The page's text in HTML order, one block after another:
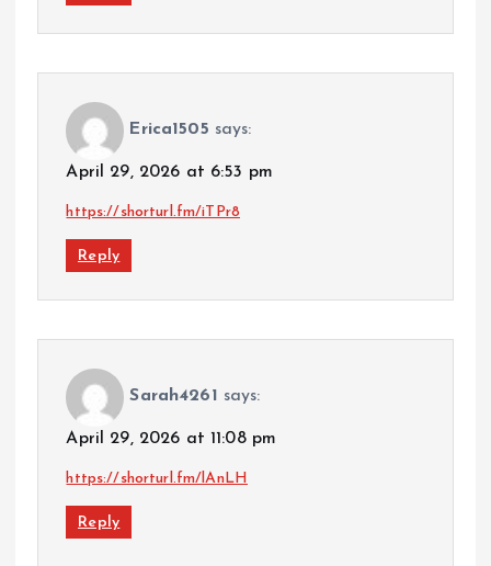
Erica1505 says:
April 29, 2026 at 6:53 pm
https://shorturl.fm/iTPr8
Reply
Sarah4261 says:
April 29, 2026 at 11:08 pm
https://shorturl.fm/lAnLH
Reply